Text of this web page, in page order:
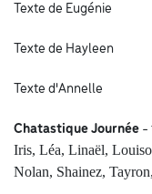
Texte de Eugénie
Texte de Hayleen
Texte d'Annelle
Chatastique Journée -
Iris, Léa, Linaël,
Nolan, Shainez,